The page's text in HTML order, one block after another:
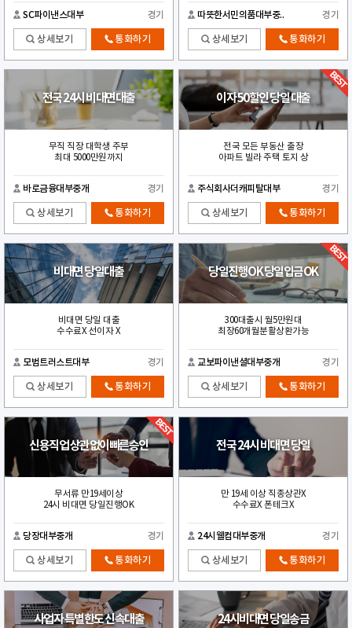
SC파이낸스대부 경기
상세보기 통화하기
따뜻한서민의품대부중.. 경기
상세보기 통화하기
전국 24시 비대면대출
무직 직장 대학생 주부
최대 5000만원까지
바로금융대부중개 경기
상세보기 통화하기
이자 50할인 당일 대출
전국 모든 부동산 출장
아파트 빌라 주택 토지 상
주식회사더캐피탈대부 경기
상세보기 통화하기
비대면 당일대출
비대면 당일 대출
수수료X 선이자 X
모범트러스트대부 경기
상세보기 통화하기
당일진행OK 당일입금OK
300대출시 월5만원대
최장60개월분활상환가능
교보파이낸셜대부중개 경기
상세보기 통화하기
신용직업 상관없이빠른승인
무서류 만19세이상
24시 비대면 당일진행OK
당장대부중개 경기
상세보기 통화하기
전국 24시 비대면 당일
만 19세 이상 직종상관X
수수료X 폰테크X
24시웰컴대부중개 경기
상세보기 통화하기
사업자 특별한도 신속대출 24시비대면 당일송금